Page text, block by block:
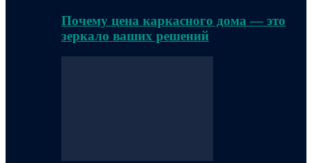
Почему цена каркасного дома — это
зеркало ваших решений